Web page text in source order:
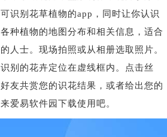
识别花草植物的app，同时让你认识
种植物的地图分布和相关信息，适合
人士。现场拍照或从相册选取照片。
别的花卉定位在虚线框内。点击丝
友共赏您的识花结果，或者给出您的
爱易软件园下载使用吧。